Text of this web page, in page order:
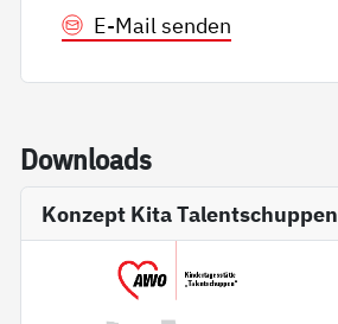
E-Mail senden
Down­loads
Konzept Kita Talentschuppen